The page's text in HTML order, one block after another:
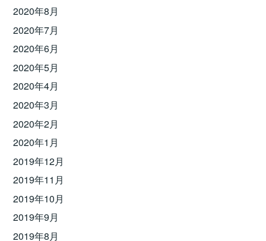
2020年8月
2020年7月
2020年6月
2020年5月
2020年4月
2020年3月
2020年2月
2020年1月
2019年12月
2019年11月
2019年10月
2019年9月
2019年8月